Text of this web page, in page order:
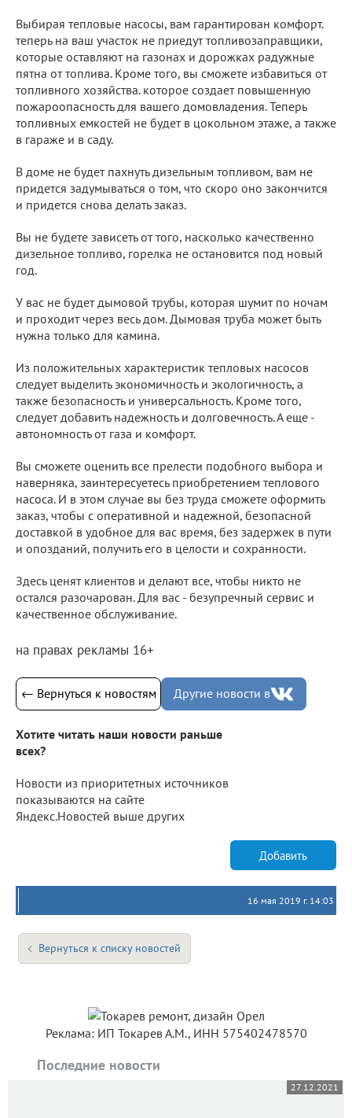
Выбирая тепловые насосы, вам гарантирован комфорт.
теперь на ваш участок не приедут топливозаправщики,
которые оставляют на газонах и дорожках радужные
пятна от топлива. Кроме того, вы сможете избавиться от
топливного хозяйства. которое создает повышенную
пожароопасность для вашего домовладения. Теперь
топливных емкостей не будет в цокольном этаже, а также
в гараже и в саду.
В доме не будет пахнуть дизельным топливом, вам не
придется задумываться о том, что скоро оно закончится
и придется снова делать заказ.
Вы не будете зависеть от того, насколько качественно
дизельное топливо, горелка не остановится под новый
год.
У вас не будет дымовой трубы, которая шумит по ночам
и проходит через весь дом. Дымовая труба может быть
нужна только для камина.
Из положительных характеристик тепловых насосов
следует выделить экономичность и экологичность, а
также безопасность и универсальность. Кроме того,
следует добавить надежность и долговечность. А еще -
автономность от газа и комфорт.
Вы сможете оценить все прелести подобного выбора и
наверняка, заинтересуетесь приобретением теплового
насоса. И в этом случае вы без труда сможете оформить
заказ, чтобы с оперативной и надежной, безопасной
доставкой в удобное для вас время, без задержек в пути
и опозданий, получить его в целости и сохранности.
Здесь ценят клиентов и делают все, чтобы никто не
остался разочарован. Для вас - безупречный сервис и
качественное обслуживание.
на правах рекламы 16+
← Вернуться к новостям Другие новости в
Хотите читать наши новости раньше
всех?
Новости из приоритетных источников
показываются на сайте
Яндекс.Новостей выше других
Добавить
16 мая 2019 г. 14:03
Вернуться к списку новостей
Реклама: ИП Токарев А.М., ИНН 575402478570
Последние новости
27.12.2021